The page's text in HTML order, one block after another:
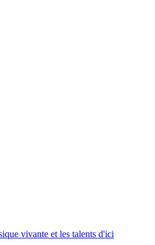
vivante et les talents d'ici